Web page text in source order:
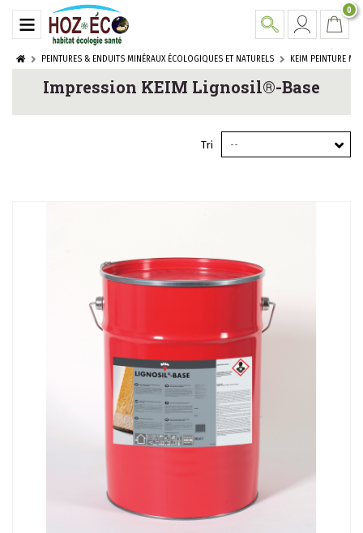
0
PEINTURES & ENDUITS MINÉRAUX ÉCOLOGIQUES ET NATURELS KEIM PEINTURE
Impression KEIM Lignosil®-Base
Tri --